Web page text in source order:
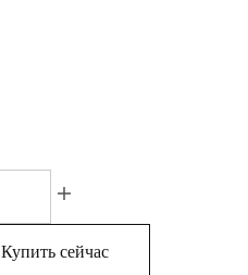
Купить сейчас